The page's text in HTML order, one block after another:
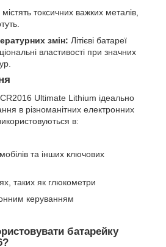
токсичних важких металів,
змін: Літієві батареї
властивості при значних
Ultimate Lithium ідеально
в різноманітних електронних
в:
та інших ключових
таких як глюкометри
керуванням
батарейку